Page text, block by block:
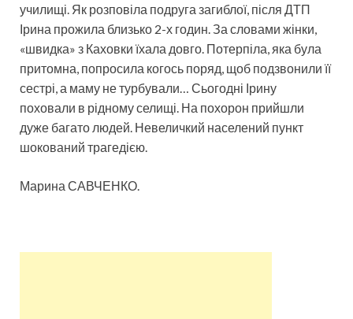
училищі. Як розповіла подруга загиблої, після ДТП
Ірина прожила близько 2-х годин. За словами жінки,
«швидка» з Каховки їхала довго. Потерпіла, яка була
притомна, попросила когось поряд, щоб подзвонили її
сестрі, а маму не турбували… Сьогодні Ірину
поховали в рідному селищі. На похорон прийшли
дуже багато людей. Невеличкий населений пункт
шокований трагедією.
Марина САВЧЕНКО.